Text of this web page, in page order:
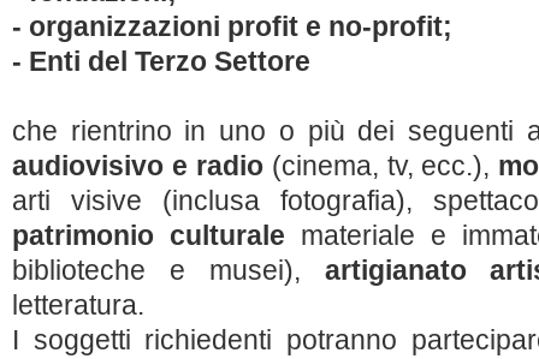
- organizzazioni profit e no-profit;
- Enti del Terzo Settore
che rientrino in uno o più dei seguenti
audiovisivo e radio(cinema, tv, ecc.),
arti visive (inclusa fotografia),
patrimonio culturale materiale e
biblioteche e musei), artigianato
letteratura.
I soggetti richiedenti potranno